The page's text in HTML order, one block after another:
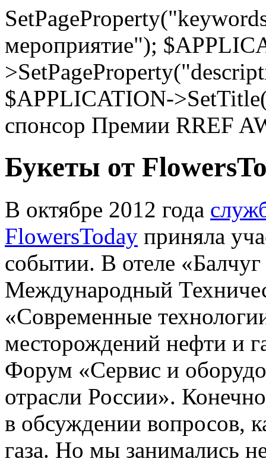
мероприятие");
$APPLICATION-
спонсор Премии RREF
Букеты от
В октябре 2012 года
FlowersToday приняла
событии. В отеле
Международный
«Современные
месторождений нефти и
Форум «Сервис и
отрасли России».
в обсуждении вопросов,
газа. Но мы занимались